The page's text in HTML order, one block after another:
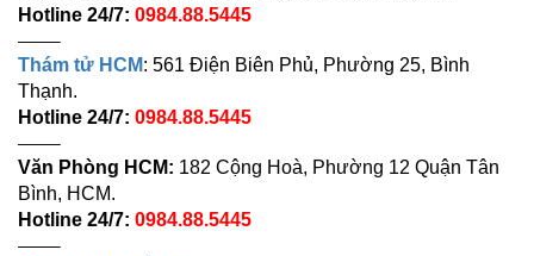
Hotline 24/7: 0984.88.5445
——–
Thám tử HCM: 561 Điện Biên Phủ, Phường 25, Bình
Thạnh.
Hotline 24/7: 0984.88.5445
——–
Văn Phòng HCM: 182 Cộng Hoà, Phường 12 Quận Tân
Bình, HCM.
Hotline 24/7: 0984.88.5445
——–